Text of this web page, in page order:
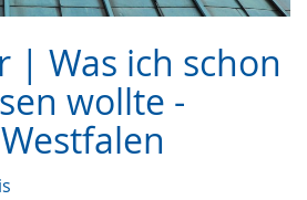
| Was ich schon
wollte -